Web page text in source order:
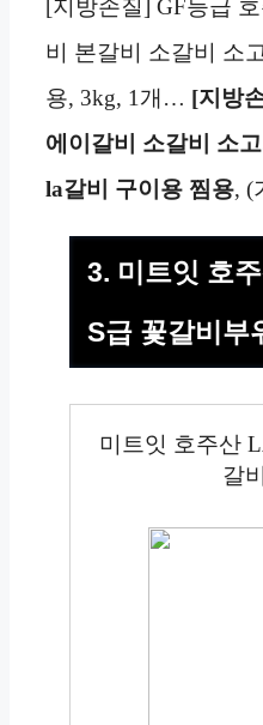
[지방손질] GF등급
비 본갈비 소갈비 소
용, 3kg, 1개… [지방
에이갈비 소갈비 소
la갈비 구이용 찜용, (
3. 미트잇 호
S급 꽃갈비부
미트잇 호주산
갈